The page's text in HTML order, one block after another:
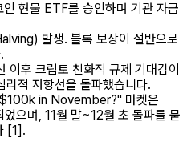
현물 ETF를 승인하며 기관 자금
발생. 블록 보상이 절반으로
이후 크립토 친화적 규제 기대감이
적 저항선을 돌파했습니다.
in November?" 마켓은
었으며, 11월 말~12월 초 돌파를 묻
[1].